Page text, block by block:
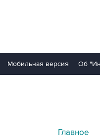
Мобильная версия Об
Главное